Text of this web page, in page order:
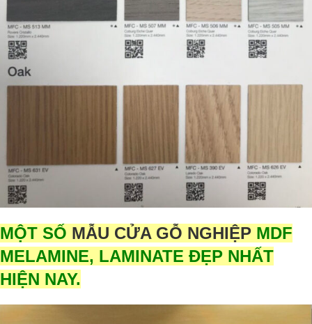
MỘT SỐ MẪU CỬA GỖ NGHIỆP MDF
MELAMINE, LAMINATE ĐẸP NHẤT
HIỆN NAY.